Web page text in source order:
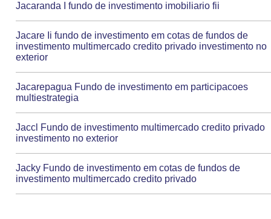
Jacaranda I fundo de investimento imobiliario fii
Jacare Ii fundo de investimento em cotas de fundos de
investimento multimercado credito privado investimento no
exterior
Jacarepagua Fundo de investimento em participacoes
multiestrategia
Jaccl Fundo de investimento multimercado credito privado
investimento no exterior
Jacky Fundo de investimento em cotas de fundos de
investimento multimercado credito privado